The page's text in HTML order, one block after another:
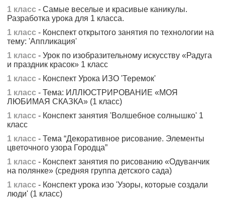
1 класс - Самые веселые и красивые каникулы.
Разработка урока для 1 класса.
1 класс - Конспект открытого занятия по технологии на
тему: 'Аппликация'
1 класс - Урок по изобразительному искусству «Радуга
и праздник красок» 1 класс
1 класс - Конспект Урока ИЗО 'Теремок'
1 класс - Тема: ИЛЛЮСТРИРОВАНИЕ «МОЯ
ЛЮБИМАЯ СКАЗКА» (1 класс)
1 класс - Конспект занятия 'Волшебное солнышко' 1
класс
1 класс - Тема “Декоративное рисование. Элементы
цветочного узора Городца”
1 класс - Конспект занятия по рисованию «Одуванчик
на полянке» (средняя группа детского сада)
1 класс - Конспект урока изо 'Узоры, которые создали
люди' (1 класс)